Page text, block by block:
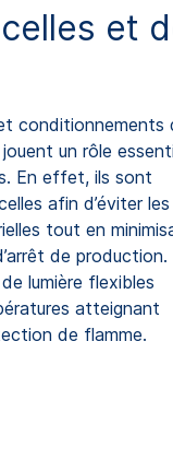
et
conditionnements
un rôle
En effet, ils sont
afin d’éviter les
tout en
de production.
lumière flexibles
atteignant
de flamme.